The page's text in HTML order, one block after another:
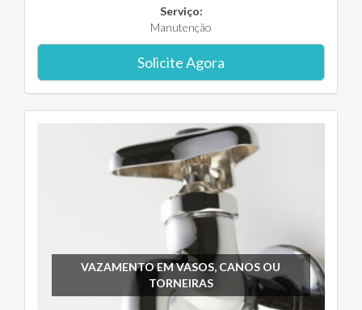
Serviço:
Manutenção
Solicite Agora
VAZAMENTO EM VASOS, CANOS OU
TORNEIRAS